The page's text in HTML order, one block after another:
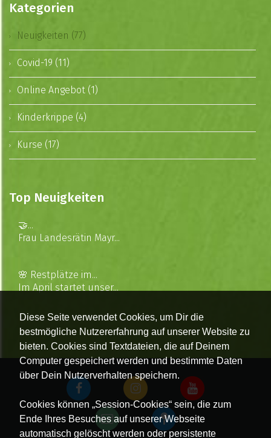
Diese Seite verwendet Cookies, um Dir die
bestmögliche Nutzererfahrung auf unserer Website zu
bieten. Cookies sind Textdateien, die auf Deinem
Computer gespeichert werden und bestimmte Daten
über Dein Nutzerverhalten speichern.
Cookies können „Session-Cookies“ sein, die zum
Ende Ihres Besuches auf unserer Webseite
automatisch gelöscht werden oder persistente
Kategorien
Neuigkeiten (77)
Covid-19 (11)
Online Angebot (1)
Kinderkrippe (4)
Kurse (17)
Top Neuigkeiten
🤝...
Frau Landesrätin Mayr...
🌸 Restplätze im...
Im April startet unser...